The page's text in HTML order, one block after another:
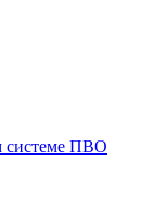
системе ПВО